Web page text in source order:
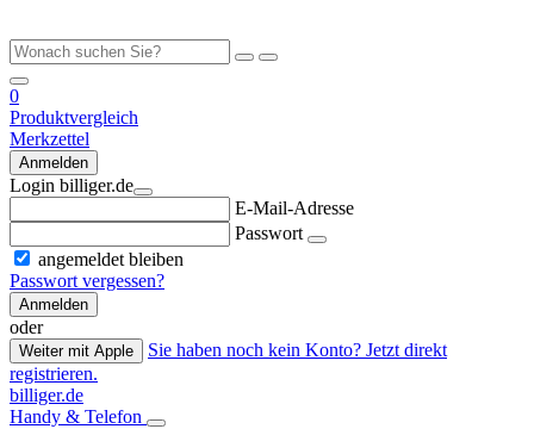
0
Produktvergleich
Merkzettel
Anmelden
Login billiger.de
E-Mail-Adresse
Passwort
angemeldet bleiben
Passwort vergessen?
Anmelden
oder
Weiter mit Apple
Sie haben noch kein Konto? Jetzt direkt
registrieren.
billiger.de
Handy & Telefon